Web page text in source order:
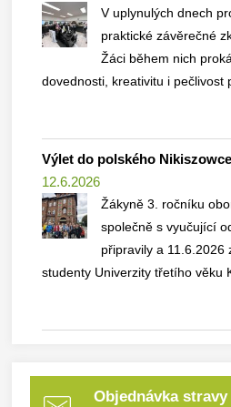
V uplynulých dnech
praktické závěrečné
Žáci během nich
dovednosti, kreativitu i pečlivost
Výlet do polského Nikiszowce
12.6.2026
Žákyně 3. ročníku
společně s vyučující
připravily a 11.6.2026
studenty Univerzity třetího věku
Objednávka stravy